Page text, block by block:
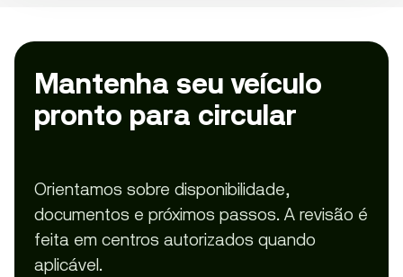
Mantenha seu veículo
pronto para circular
Orientamos sobre disponibilidade,
documentos e próximos passos. A revisão é
feita em centros autorizados quando
aplicável.